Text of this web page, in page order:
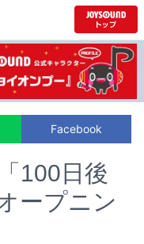
Facebook
100⽇後
ープニン